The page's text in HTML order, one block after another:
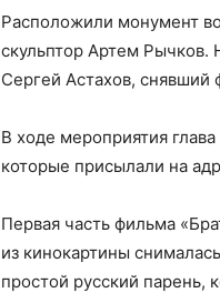
Расположили монумент
скульптор Артем
Сергей Астахов, снявший
В ходе мероприятия
которые присылали на
Первая часть фильма
из кинокартины
простой русский парень,